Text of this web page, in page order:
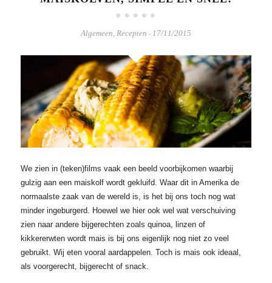
Algemeen Recepten - 17/11/2015
We zien in (teken)films vaak een beeld voorbijkomen waarbij
gulzig aan een maiskolf wordt gekluifd. Waar dit in Amerika de
normaalste zaak van de wereld is, is het bij ons toch nog wat
minder ingeburgerd. Hoewel we hier ook wel wat verschuiving
zien naar andere bijgerechten zoals quinoa, linzen of
kikkererwten wordt mais is bij ons eigenlijk nog niet zo veel
gebruikt. Wij eten vooral aardappelen. Toch is mais ook ideaal,
als voorgerecht, bijgerecht of snack.